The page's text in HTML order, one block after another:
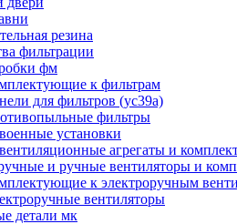
резина
фильтрации
фм
к фильтрам
для фильтров (ус39а)
фильтры
установки
агрегаты и
и ручные вентиляторы и
к электроручным
вентиляторы
детали мк